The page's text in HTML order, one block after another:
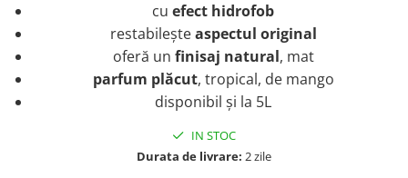
cu efect hidrofob
restabileșteaspectul original
oferă un finisaj natural, mat
parfum plăcut, tropical, de mango
disponibil și la 5L
IN STOC
Durata de livrare: 2 zile